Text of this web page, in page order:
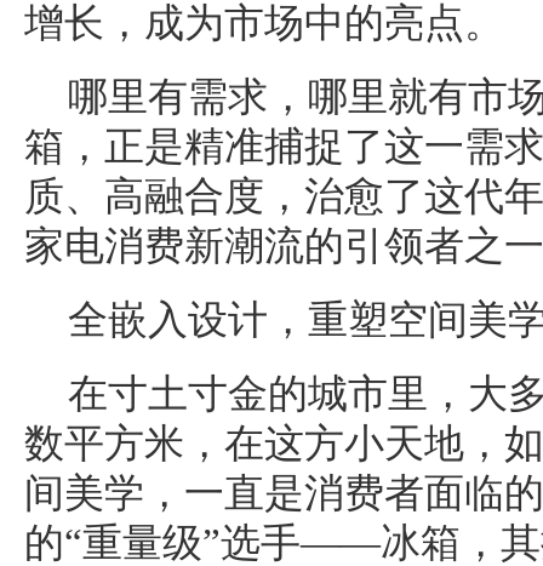
增长，成为市场中的亮点。
哪里有需求，哪里就有市
箱，正是精准捕捉了这一需
质、高融合度，治愈了这代
家电消费新潮流的引领者之
全嵌入设计，重塑空间美
在寸土寸金的城市里，大
数平方米，在这方小天地，
间美学，一直是消费者面临
的“重量级”选手——冰箱，